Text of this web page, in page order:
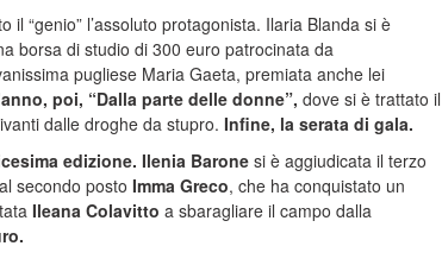
il “genio” l’assoluto protagonista. Ilaria Blanda si è
borsa di studio di 300 euro patrocinata da
pugliese Maria Gaeta, premiata anche lei
poi, “Dalla parte delle donne”, dove si è trattato il
dalle droghe da stupro. Infine, la serata di gala.
edizione. Ilenia Barone si è aggiudicata il terzo
secondo posto Imma Greco, che ha conquistato un
Ileana Colavitto a sbaragliare il campo dalla